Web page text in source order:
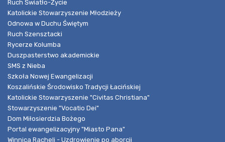
Ruch Światło-Życie
Katolickie Stowarzyszenie Młodzieży
Odnowa w Duchu Świętym
Ruch Szensztacki
Rycerze Kolumba
Duszpasterstwo akademickie
SMS z Nieba
Szkoła Nowej Ewangelizacji
Koszalińskie Środowisko Tradycji Łacińskiej
Katolickie Stowarzyszenie "Civitas Christiana"
Stowarzyszenie "Vocatio Dei"
Dom Miłosierdzia Bożego
Portal ewangelizacyjny "Miasto Pana"
Winnica Racheli - Uzdrowienie po aborcji